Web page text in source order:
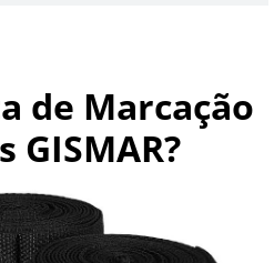
de Marcação
GISMAR?